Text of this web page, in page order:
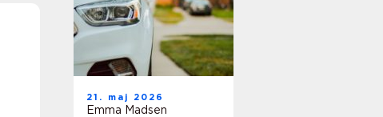
21. maj 2026
Emma Madsen